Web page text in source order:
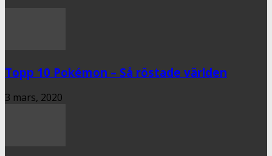
Topp 10 Pokémon – Så röstade världen
3 mars, 2020